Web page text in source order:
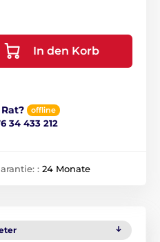
In den Korb
offline
34 433 212
: 24 Monate